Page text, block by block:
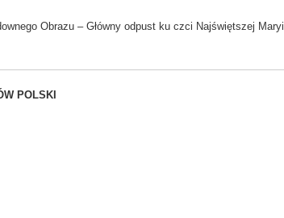
Obrazu – Główny odpust ku czci Najświętszej Maryi
POLSKI